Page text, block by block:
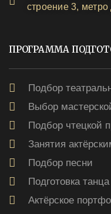
строение 3,
ПРОГРАММА
Подбор
Выбор
Подбор чтецкой
Занятия
Подбор песни
Подготовка танца
Актёрское